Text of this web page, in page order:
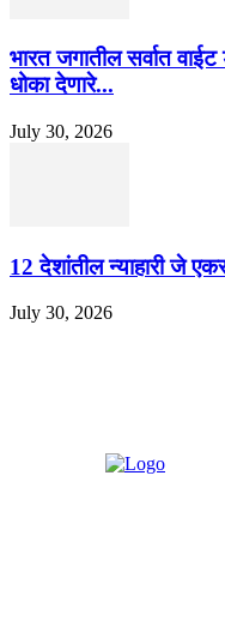
भारत जगातील सर्वात
धोका देणारे...
July 30, 2026
12 देशांतील न्याहारी जे
July 30, 2026